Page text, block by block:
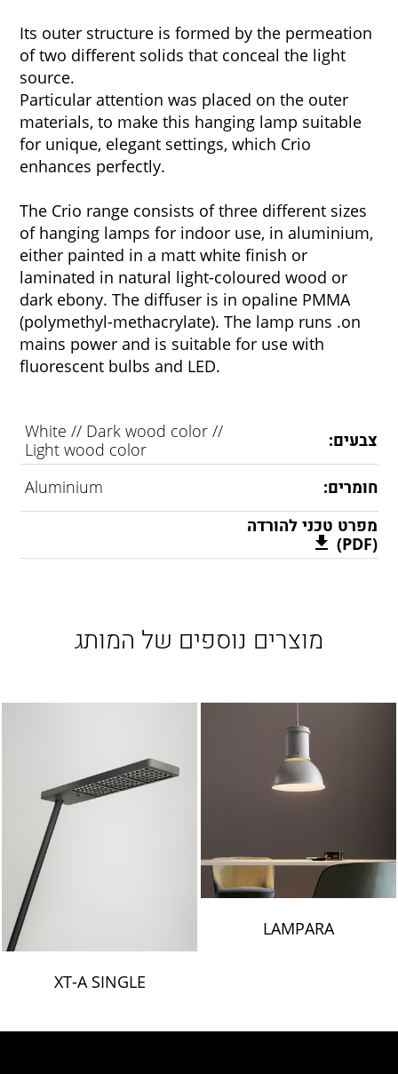
Its outer structure is formed by the permeation
of two different solids that conceal the light
source.
Particular attention was placed on the outer
materials, to make this hanging lamp suitable
for unique, elegant settings, which Crio
enhances perfectly.
The Crio range consists of three different sizes
of hanging lamps for indoor use, in aluminium,
either painted in a matt white finish or
laminated in natural light-coloured wood or
dark ebony. The diffuser is in opaline PMMA
(polymethyl-methacrylate). The lamp runs .on
mains power and is suitable for use with
fluorescent bulbs and LED.
צבעים:
White // Dark wood color //
Light wood color
חומרים:
Aluminium
מפרט טכני להורדה
(PDF)
מוצרים נוספים של המותג
LAMPARA
XT-A SINGLE